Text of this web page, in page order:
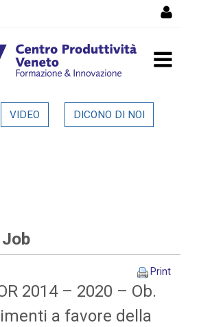
- Dettaglio in
VIDEO DICONO DI NOI
Print
2014 – 2020 – Ob.
a favore della